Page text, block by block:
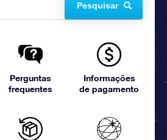
Pesquisar
Perguntas
frequentes
Informações
de pagamento